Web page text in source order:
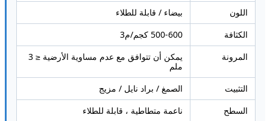
اللون
بيضاء / قابلة للطلاء
الكثافة
500-600 كجم/م3
المرونة
يمكن أن تتوافق مع عدم مساوية الأرضية ≤ 3
ملم
التثبيت
الصمغ / براد نايل / مزيج
السطح
ناعمة متطاطية ، قابلة للطلاء